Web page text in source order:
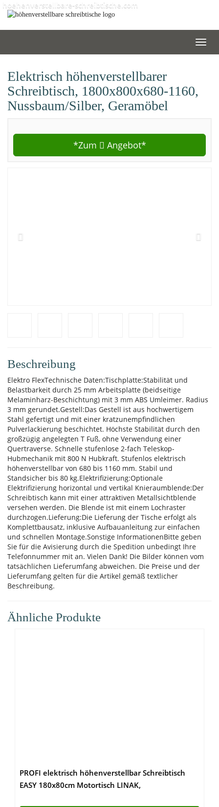
Skip
hoehenverstellbare-schreibtische.com
Elektrisch höhenverstellbarer
Schreibtisch, 1800x800x680-1160,
Nussbaum/Silber, Geramöbel
*Zum Angebot*
Beschreibung
Elektro FlexTechnische Daten:Tischplatte:Stabilität und
Belastbarkeit durch 25 mm Arbeitsplatte (beidseitige
Melaminharz-Beschichtung) mit 3 mm ABS Umleimer. Radius
3 mm gerundet.Gestell:Das Gestell ist aus hochwertigem
Stahl gefertigt und mit einer kratzunempfindlichen
Pulverlackierung beschichtet. Höchste Stabilität durch den
großzügig angelegten T Fuß, ohne Verwendung einer
Quertraverse. Schnelle stufenlose 2-fach Teleskop-
Hubmechanik mit 800 N Hubkraft. Stufenlos elektrisch
höhenverstellbar von 680 bis 1160 mm. Stabil und
Standsicher bis 80 kg.Elektrifizierung:Optionale
Elektrifizierung horizontal und vertikal Knieraumblende:Der
Schreibtisch kann mit einer attraktiven Metallsichtblende
versehen werden. Die Blende ist mit einem Lochraster
durchzogen.Lieferung:Die Lieferung der Tische erfolgt als
Komplettbausatz, inklusive Aufbauanleitung zur einfachen
und schnellen Montage.Sonstige InformationenBitte geben
Sie für die Avisierung durch die Spedition unbedingt Ihre
Telefonnummer mit an. Vielen Dank! Die Bilder können vom
tatsächlichen Lieferumfang abweichen. Die Preise und der
Lieferumfang gelten für die Artikel gemäß textlicher
Beschreibung.
Ähnliche Produkte
PROFI elektrisch höhenverstellbar Schreibtisch
EASY 180x80cm Motortisch LINAK,